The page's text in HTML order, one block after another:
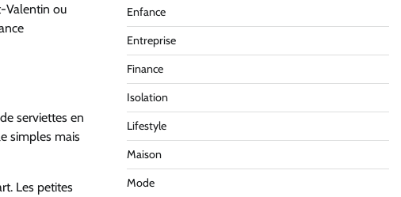
Valentin ou
serviettes en
simples mais
Les petites
Enfance
Entreprise
Finance
Isolation
Lifestyle
Maison
Mode